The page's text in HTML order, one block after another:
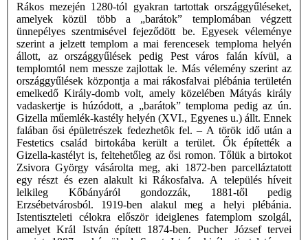
Rákos mezején 1280-tól gyakran tartottak országgyűléseket,
amelyek közül több a „barátok” templomában végzett
ünnepélyes szentmisével fejeződött be. Egyesek véleménye
szerint a jelzett templom a mai ferencesek temploma helyén
állott, az országgyűlések pedig Pest város falán kívül, a
templomtól nem messze zajlottak le. Más vélemény szerint az
országgyűlések központja a mai rákosfalvai plébánia területén
emelkedő Király-domb volt, amely közelében Mátyás király
vadaskertje is húzódott, a „barátok” temploma pedig az ún.
Gizella műemlék-kastély helyén (XVI., Egyenes u.) állt. Ennek
falában ősi épületrészek fedezhetôk fel. – A török idő után a
Festetics család birtokába került a terület. Ők építették a
Gizella-kastélyt is, feltehetőleg az ősi romon. Tőlük a birtokot
Zsivora György vásárolta meg, aki 1872-ben parcelláztatott
egy részt és ezen alakult ki Rákosfalva. A település híveit
lelkileg Kőbányáról gondozzák, 1881-től pedig
Erzsébetvárosból. 1919-ben alakul meg a helyi plébánia.
Istentiszteleti célokra először ideiglenes fatemplom szolgál,
amelyet Král István épített 1874-ben. Pucher József tervei